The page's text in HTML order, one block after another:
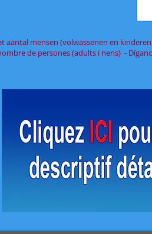
aantal mensen (volwassenen en
de persones (adults i nens) -